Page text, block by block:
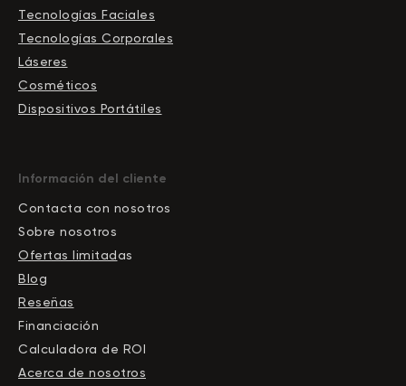
Tecnologías Faciales
Tecnologías Corporales
Láseres
Cosméticos
Dispositivos Portátiles
Información del cliente
Contacta con nosotros
Sobre nosotros
Ofertas limitadas
Blog
Reseñas
Financiación
Calculadora de ROI
Acerca de nosotros